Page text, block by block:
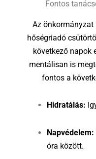
Fontos
Az
hőségriadó
következő napok
mentálisan is
fontos a
Hidratálás:
Napvédelem:
óra között.